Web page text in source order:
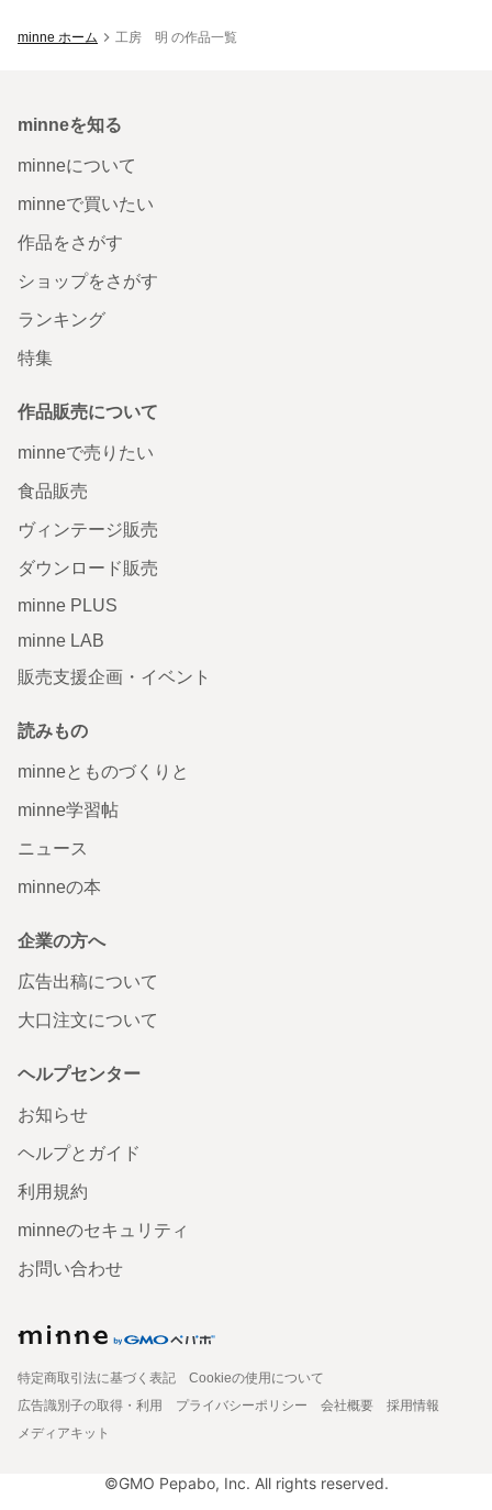
minne ホーム 工房 明 の作品一覧
minneを知る
minneについて
minneで買いたい
作品をさがす
ショップをさがす
ランキング
特集
作品販売について
minneで売りたい
食品販売
ヴィンテージ販売
ダウンロード販売
minne PLUS
minne LAB
販売支援企画・イベント
読みもの
minneとものづくりと
minne学習帖
ニュース
minneの本
企業の方へ
広告出稿について
大口注文について
ヘルプセンター
お知らせ
ヘルプとガイド
利用規約
minneのセキュリティ
お問い合わせ
特定商取引法に基づく表記
Cookieの使用について
広告識別子の取得・利用
プライバシーポリシー 会社概要
採用情報
メディアキット
©GMO Pepabo, Inc. All rights reserved.